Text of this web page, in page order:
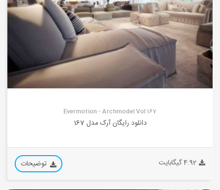
Evermotion - Archmodel Vol 167
دانلود رایگان آرک مدل 167
4.92 گیگابایت توضیحات